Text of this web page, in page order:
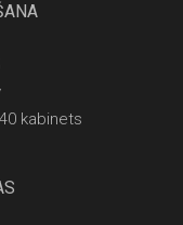
kabinets